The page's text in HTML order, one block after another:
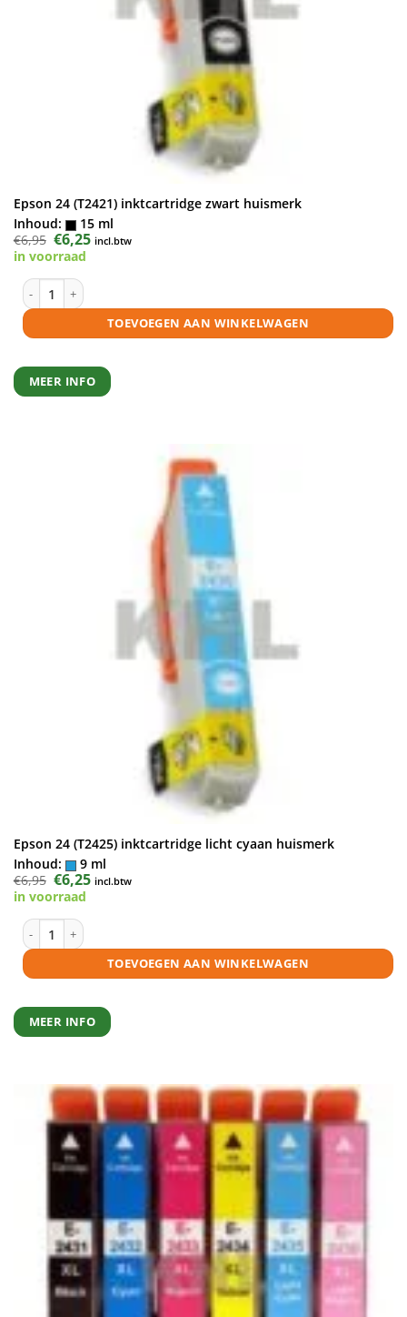
Epson 24 (T2421) inktcartridge zwart huismerk
Inhoud:
15 ml
€6,95 Oorspronkelijke
prijs
was:
€6,25Huidige
prijs
incl.btw
in voorraad
Epson 24 (T2421) inktcartridge zwart huismerk aantal
TOEVOEGEN AAN WINKELWAGEN
MEER INFO
Epson 24 (T2425) inktcartridge licht cyaan huismerk
Inhoud:
9 ml
€6,95 Oorspronkelijke
prijs
was:
€6,25Huidige
prijs
incl.btw
in voorraad
Epson 24 (T2425) inktcartridge licht cyaan huismerk aantal
TOEVOEGEN AAN WINKELWAGEN
MEER INFO